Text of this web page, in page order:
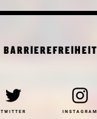
BARRIEREFREIHEIT
TWITTER INSTAGRAM